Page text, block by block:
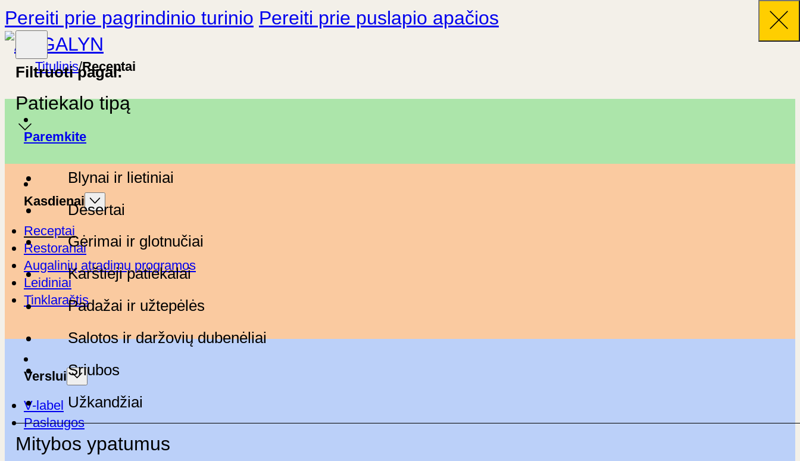
Pereiti prie pagrindinio turinio Pereiti prie puslapio apačios
Titulinis/Receptai
Paremkite
Kasdienai
Receptai
Restoranai
Augalinių atradimų programos
Leidiniai
Tinklaraštis
Verslui
V-label
Paslaugos
Filtruoti pagal:
Patiekalo tipą
Blynai ir lietiniai
Desertai
Gėrimai ir glotnučiai
Karštieji patiekalai
Padažai ir užtepėlės
Salotos ir daržovių dubenėliai
Sriubos
Užkandžiai
Mitybos ypatumus